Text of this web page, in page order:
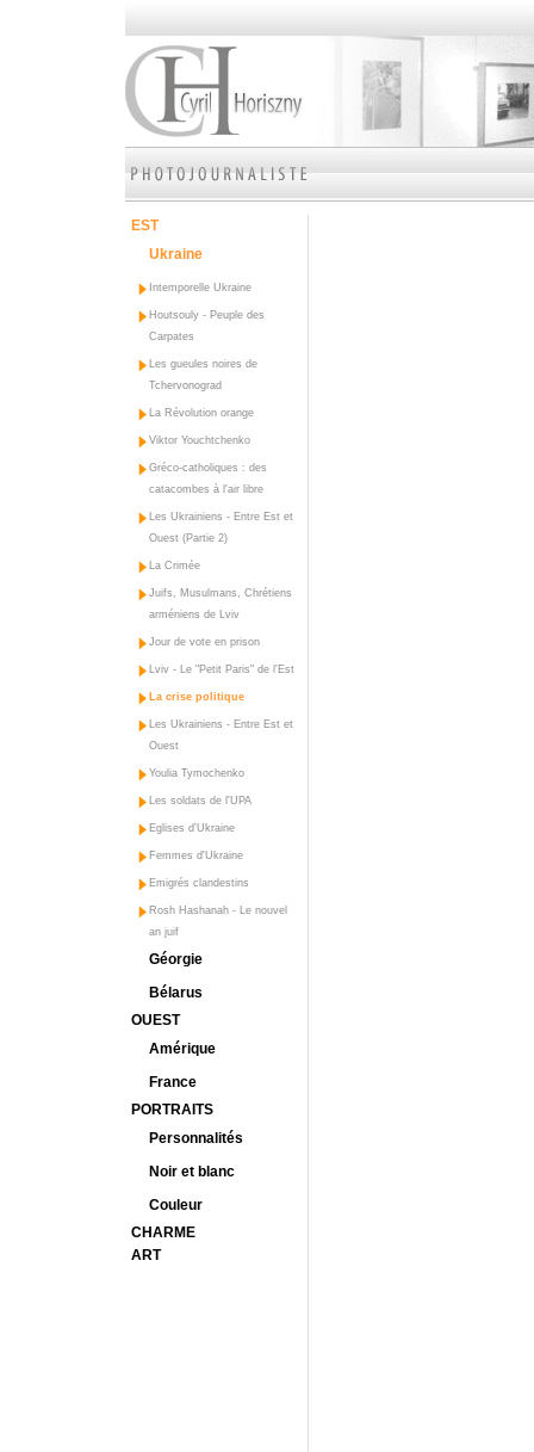
EST
Ukraine
Intemporelle Ukraine
Houtsouly - Peuple des
Carpates
Les gueules noires de
Tchervonograd
La Révolution orange
Viktor Youchtchenko
Gréco-catholiques : des
catacombes à l'air libre
Les Ukrainiens - Entre Est et
Ouest (Partie 2)
La Crimée
Juifs, Musulmans, Chrétiens
arméniens de Lviv
Jour de vote en prison
Lviv - Le "Petit Paris" de l'Est
La crise politique
Les Ukrainiens - Entre Est et
Ouest
Youlia Tymochenko
Les soldats de l'UPA
Eglises d'Ukraine
Femmes d'Ukraine
Emigrés clandestins
Rosh Hashanah - Le nouvel
an juif
Géorgie
Bélarus
OUEST
Amérique
France
PORTRAITS
Personnalités
Noir et blanc
Couleur
CHARME
ART